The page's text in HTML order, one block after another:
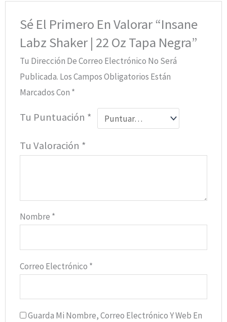
Sé El Primero En Valorar “Insane
Labz Shaker | 22 Oz Tapa Negra”
Tu Dirección De Correo Electrónico No Será
Publicada. Los Campos Obligatorios Están
Marcados Con *
Tu Puntuación *
Tu Valoración *
Nombre *
Correo Electrónico *
Guarda Mi Nombre, Correo Electrónico Y Web En